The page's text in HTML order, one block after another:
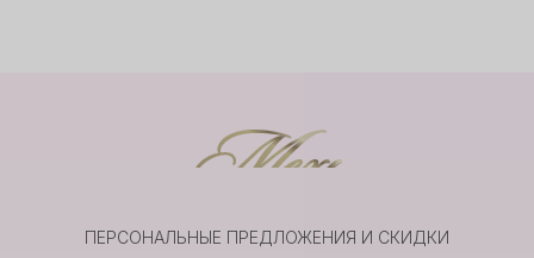
ПЕРСОНАЛЬНЫЕ ПРЕДЛОЖЕНИЯ И СКИДКИ